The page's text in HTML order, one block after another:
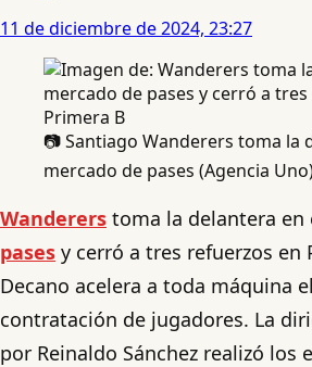
11 de diciembre de 2024, 23:27
📷 Santiago Wanderers toma la
mercado de pases (Agencia
Wanderers toma la delantera en
pases y cerró a tres refuerzos en
Decano acelera a toda máquina
contratación de jugadores. La
por Reinaldo Sánchez realizó los